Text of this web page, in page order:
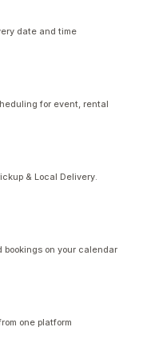
date and time
for event, rental
& Local Delivery.
bookings on your calendar
one platform